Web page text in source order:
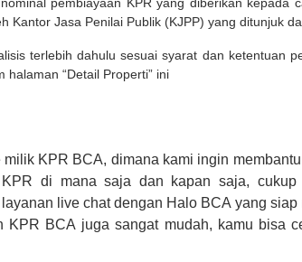
pembiayaan KPR yang diberikan
Kantor Jasa Penilai Publik (KJPP) yang ditunjuk
terlebih dahulu sesuai syarat dan ketentuan
halaman “Detail Properti” ini
KPR BCA, dimana kami ingin
di mana saja dan kapan saja, cukup
live chat dengan Halo BCA yang
BCA juga sangat mudah, kamu bisa